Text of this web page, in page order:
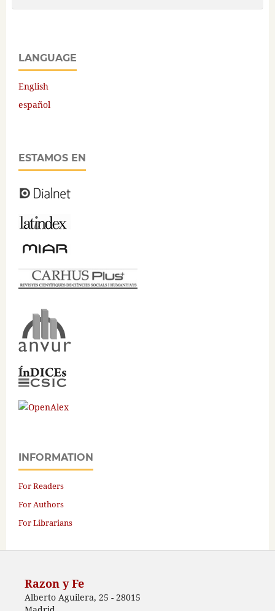
LANGUAGE
English
español
ESTAMOS EN
INFORMATION
For Readers
For Authors
For Librarians
Razon y Fe
Alberto Aguilera, 25 - 28015